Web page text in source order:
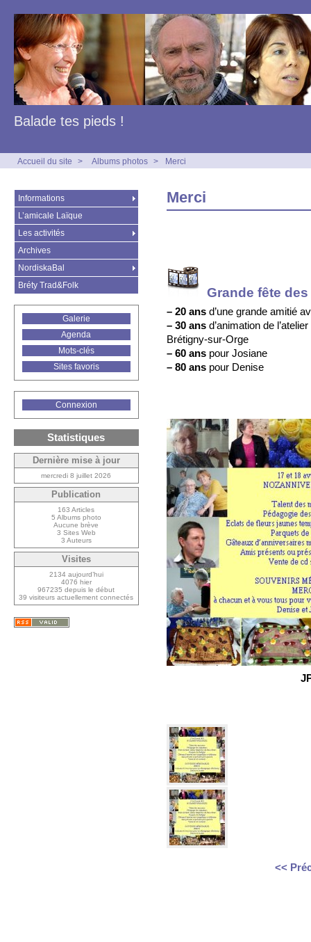
Balade tes pieds !
Accueil du site > Albums photos > Merci
Merci
Grande fête
– 20 ans d’une grande amitié
– 30 ans d’animation de
Brétigny-sur-Orge
– 60 ans pour Josiane
– 80 ans pour Denise
<<
Informations
L’amicale Laïque
Les activités
Archives
NordiskaBal
Bréty Trad&Folk
Galerie
Agenda
Mots-clés
Sites favoris
Connexion
Statistiques
Dernière mise à jour
mercredi 8 juillet 2026
Publication
163 Articles
5 Albums photo
Aucune brève
3 Sites Web
3 Auteurs
Visites
2134 aujourd’hui
4076 hier
967235 depuis le début
39 visiteurs actuellement connectés